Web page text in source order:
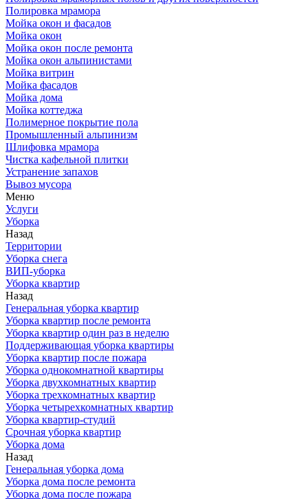
Полировка мрамора
Мойка окон и фасадов
Мойка окон
Мойка окон после ремонта
Мойка окон альпинистами
Мойка витрин
Мойка фасадов
Мойка дома
Мойка коттеджа
Полимерное покрытие пола
Промышленный альпинизм
Шлифовка мрамора
Чистка кафельной плитки
Устранение запахов
Вывоз мусора
Меню
Услуги
Уборка
Назад
Территории
Уборка снега
ВИП-уборка
Уборка квартир
Назад
Генеральная уборка квартир
Уборка квартир после ремонта
Уборка квартир один раз в неделю
Поддерживающая уборка квартиры
Уборка квартир после пожара
Уборка однокомнатной квартиры
Уборка двухкомнатных квартир
Уборка трехкомнатных квартир
Уборка четырехкомнатных квартир
Уборка квартир-студий
Срочная уборка квартир
Уборка дома
Назад
Генеральная уборка дома
Уборка дома после ремонта
Уборка дома после пожара